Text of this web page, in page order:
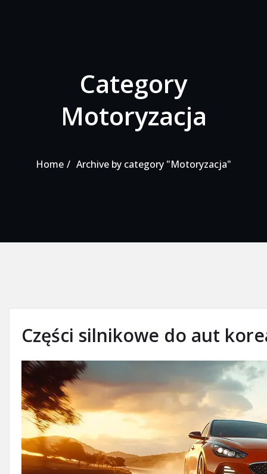
Category
Motoryzacja
Home Archive by category "Motoryzacja"
Części silnikowe do aut